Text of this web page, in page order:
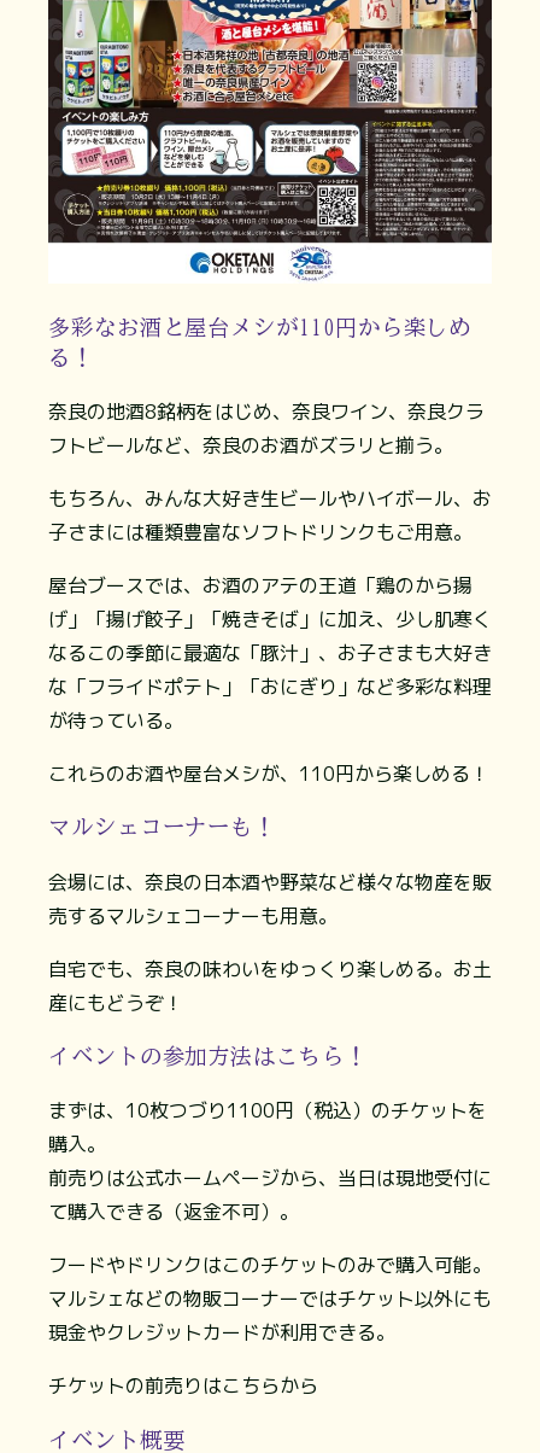
多彩なお酒と屋台メシが110円から楽しめ
る！
奈良の地酒8銘柄をはじめ、奈良ワイン、奈良クラ
フトビールなど、奈良のお酒がズラリと揃う。
もちろん、みんな大好き生ビールやハイボール、お
子さまには種類豊富なソフトドリンクもご用意。
屋台ブースでは、お酒のアテの王道「鶏のから揚
げ」「揚げ餃子」「焼きそば」に加え、少し肌寒く
なるこの季節に最適な「豚汁」、お子さまも大好き
な「フライドポテト」「おにぎり」など多彩な料理
が待っている。
これらのお酒や屋台メシが、110円から楽しめる！
マルシェコーナーも！
会場には、奈良の日本酒や野菜など様々な物産を販
売するマルシェコーナーも用意。
自宅でも、奈良の味わいをゆっくり楽しめる。お土
産にもどうぞ！
イベントの参加方法はこちら！
まずは、10枚つづり1100円（税込）のチケットを
購入。
前売りは公式ホームページから、当日は現地受付に
て購入できる（返金不可）。
フードやドリンクはこのチケットのみで購入可能。
マルシェなどの物販コーナーではチケット以外にも
現金やクレジットカードが利用できる。
チケットの前売りはこちらから
イベント概要